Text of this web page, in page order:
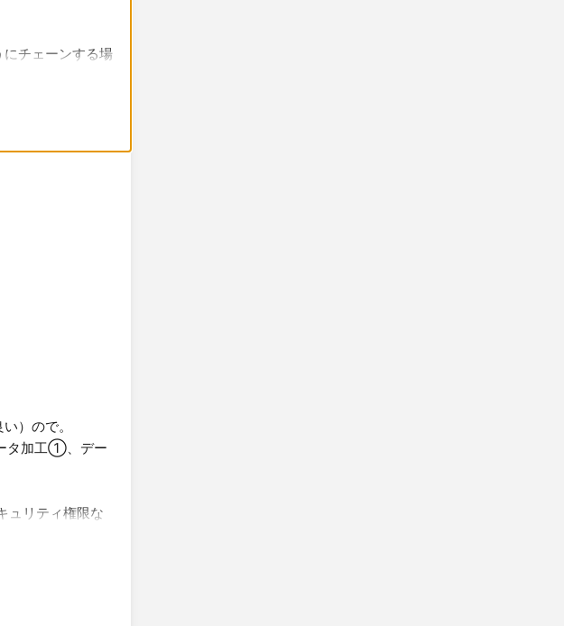
にチェーンする場
きます。た
も出てきます。
はフローの定
的な拡張の可能
）ので。​
タ加工①、デー
ュリティ権限な
AのみOKで、